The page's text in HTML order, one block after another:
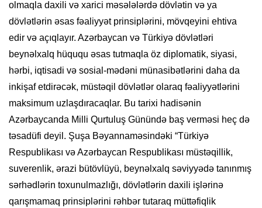
olmaqla daxili və xarici məsələlərdə dövlətin və ya
dövlətlərin əsas fəaliyyət prinsiplərini, mövqeyini ehtiva
edir və açıqlayır. Azərbaycan və Türkiyə dövlətləri
beynəlxalq hüququ əsas tutmaqla öz diplomatik, siyasi,
hərbi, iqtisadi və sosial-mədəni münasibətlərini daha da
inkişaf etdirəcək, müstəqil dövlətlər olaraq fəaliyyətlərini
maksimum uzlaşdıracaqlar. Bu tarixi hadisənin
Azərbaycanda Milli Qurtuluş Günündə baş verməsi heç də
təsadüfi deyil. Şuşa Bəyannaməsindəki “Türkiyə
Respublikası və Azərbaycan Respublikası müstəqillik,
suverenlik, ərazi bütövlüyü, beynəlxalq səviyyədə tanınmış
sərhədlərin toxunulmazlığı, dövlətlərin daxili işlərinə
qarışmamaq prinsiplərini rəhbər tutaraq müttəfiqlik